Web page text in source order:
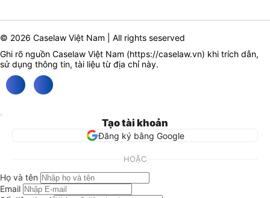
© 2026 Caselaw Việt Nam | All rights seserved
Ghi rõ nguồn Caselaw Việt Nam (https://caselaw.vn) khi trích dẫn,
sử dụng thông tin, tài liệu từ địa chỉ này.
Tạo tài khoản
Đăng ký bằng Google
HOẶC
Họ và tên
Email